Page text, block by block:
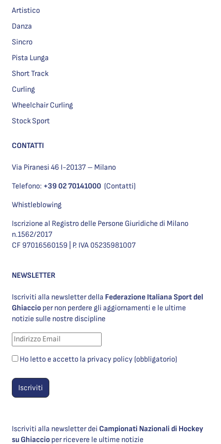
Artistico
Danza
Sincro
Pista Lunga
Short Track
Curling
Wheelchair Curling
Stock Sport
CONTATTI
Via Piranesi 46 I-20137 – Milano
Telefono: +39 02 70141000 (Contatti)
Whistleblowing
Iscrizione al Registro delle Persone Giuridiche di Milano
n.1562/2017
CF 97016560159 | P. IVA 05235981007
NEWSLETTER
Iscriviti alla newsletter della Federazione Italiana Sport del
Ghiaccio per non perdere gli aggiornamenti e le ultime
notizie sulle nostre discipline
Ho letto e accetto la privacy policy (obbligatorio)
Iscriviti alla newsletter dei Campionati Nazionali di Hockey
su Ghiaccio per ricevere le ultime notizie